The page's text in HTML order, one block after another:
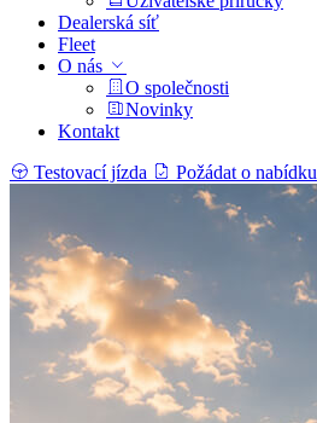
Dealerská síť
Fleet
O nás
O společnosti
Novinky
Kontakt
Testovací jízda
Požádat o nabídku